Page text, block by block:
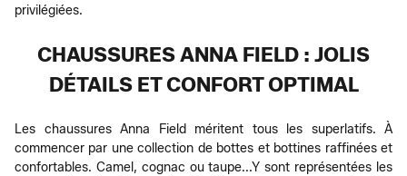
privilégiées.
CHAUSSURES ANNA FIELD : JOLIS
DÉTAILS ET CONFORT OPTIMAL
Les chaussures Anna Field méritent tous les superlatifs. À
commencer par une collection de bottes et bottines raffinées et
confortables. Camel, cognac ou taupe...Y sont représentées les